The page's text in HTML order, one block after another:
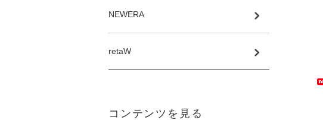
NEWERA
retaW
コンテンツを見る